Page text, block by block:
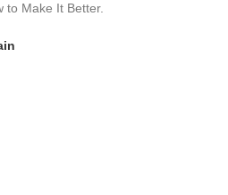
to Make It Better.